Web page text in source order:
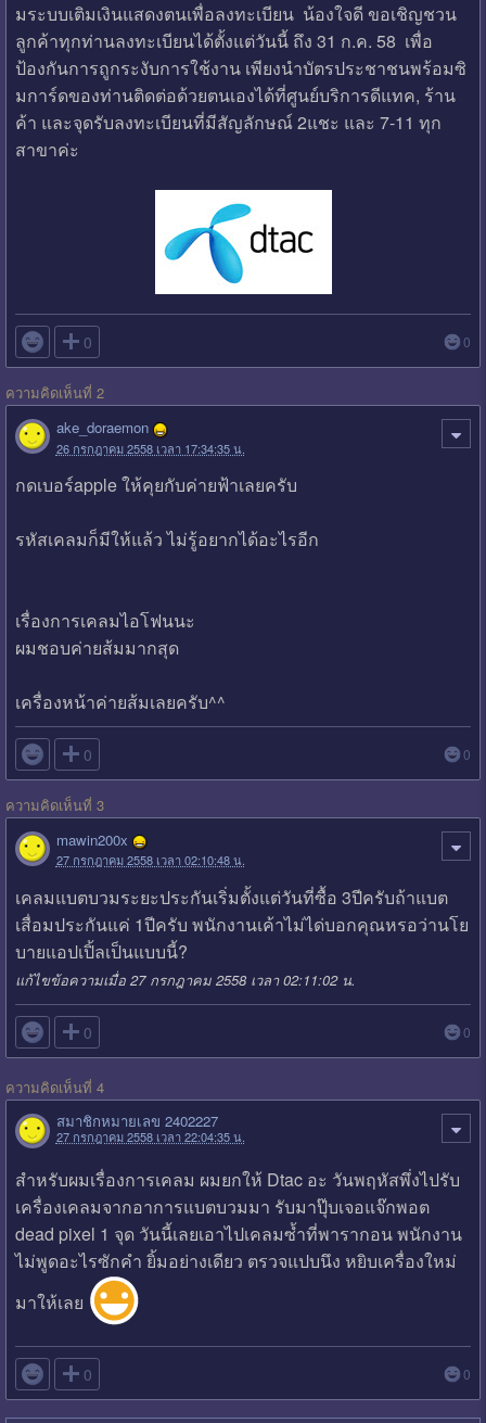
มระบบเติมเงินแสดงตนเพื่อลงทะเบียน น้องใจดี ขอเชิญชวน
ลูกค้าทุกท่านลงทะเบียนได้ตั้งแต่วันนี้ ถึง 31 ก.ค. 58 เพื่อ
ป้องกันการถูกระงับการใช้งาน เพียงนำบัตรประชาชนพร้อมซิ
มการ์ดของท่านติดต่อด้วยตนเองได้ที่ศูนย์บริการดีแทค, ร้าน
ค้า และจุดรับลงทะเบียนที่มีสัญลักษณ์ 2แชะ และ 7-11 ทุก
สาขาค่ะ
 0 0
ความคิดเห็นที่ 2
ake_doraemon
26 กรกฎาคม 2558 เวลา 17:34:35 น.
กดเบอร์apple ให้คุยกับค่ายฟ้าเลยครับ
รหัสเคลมก็มีให้แล้ว ไม่รู้อยากได้อะไรอีก
เรื่องการเคลมไอโฟนนะ
ผมชอบค่ายส้มมากสุด
เครื่องหน้าค่ายส้มเลยครับ^^
 0 0
ความคิดเห็นที่ 3
mawin200x
27 กรกฎาคม 2558 เวลา 02:10:48 น.
เคลมแบตบวมระยะประกันเริ่มตั้งแต่วันที่ซื้อ 3ปีครับถ้าแบต
เสื่อมประกันแค่ 1ปีครับ พนักงานเค้าไม่ได่บอกคุณหรอว่านโย
บายแอปเปิ้ลเป็นแบบนี้?
แก้ไขข้อความเมื่อ 27 กรกฎาคม 2558 เวลา 02:11:02 น.
 0 0
ความคิดเห็นที่ 4
สมาชิกหมายเลข 2402227
27 กรกฎาคม 2558 เวลา 22:04:35 น.
สำหรับผมเรื่องการเคลม ผมยกให้ Dtac อะ วันพฤหัสพึ่งไปรับ
เครื่องเคลมจากอาการแบตบวมมา รับมาปุ๊บเจอแจ๊กพอต
dead pixel 1 จุด วันนี้เลยเอาไปเคลมซ้ำที่พารากอน พนักงาน
ไม่พูดอะไรซักคำ ยิ้มอย่างเดียว ตรวจแปบนึง หยิบเครื่องใหม่
มาให้เลย
 0 0